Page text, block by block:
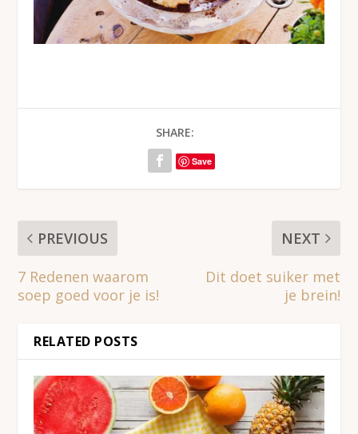
SHARE:
Save
PREVIOUS
7 Redenen waarom
soep goed voor je is!
NEXT
Dit doet suiker met
je brein!
RELATED POSTS